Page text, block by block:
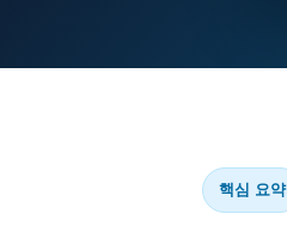
핵심 요약